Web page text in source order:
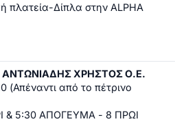
πλατεία-Δίπλα στην ALPHA
ΧΡΗΣΤΟΣ Ο.Ε.
από το πέτρινο
& 5:30 ΑΠΟΓΕΥΜΑ - 8 ΠΡΩΙ